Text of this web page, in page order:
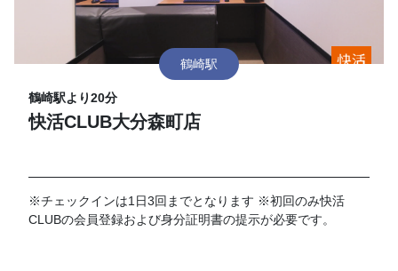
鶴崎駅
鶴崎駅より20分
快活CLUB大分森町店
※チェックインは1日3回までとなります ※初回のみ快活
CLUBの会員登録および身分証明書の提示が必要です。